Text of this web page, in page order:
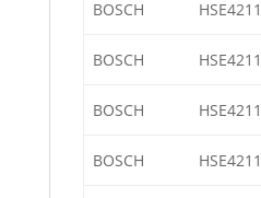
BOSCH
BOSCH
BOSCH
BOSCH